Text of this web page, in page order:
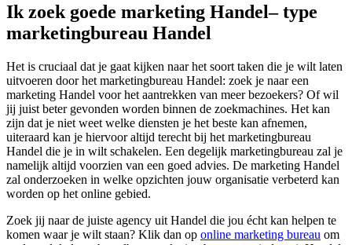
Ik zoek goede marketing Handel– type
marketingbureau Handel
Het is cruciaal dat je gaat kijken naar het soort taken die je wilt laten
uitvoeren door het marketingbureau Handel: zoek je naar een
marketing Handel voor het aantrekken van meer bezoekers? Of wil
jij juist beter gevonden worden binnen de zoekmachines. Het kan
zijn dat je niet weet welke diensten je het beste kan afnemen,
uiteraard kan je hiervoor altijd terecht bij het marketingbureau
Handel die je in wilt schakelen. Een degelijk marketingbureau zal je
namelijk altijd voorzien van een goed advies. De marketing Handel
zal onderzoeken in welke opzichten jouw organisatie verbeterd kan
worden op het online gebied.
Zoek jij naar de juiste agency uit Handel die jou écht kan helpen te
komen waar je wilt staan? Klik dan op online marketing bureau om